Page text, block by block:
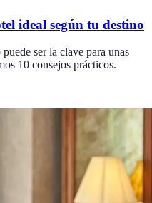
ideal según tu destino
ser la clave para unas
10 consejos prácticos.